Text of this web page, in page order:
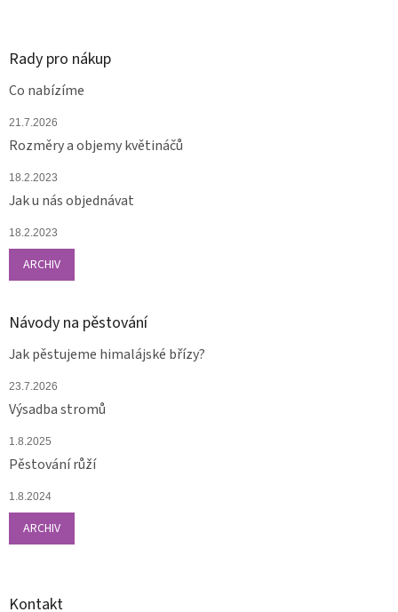
Rady pro nákup
Co nabízíme
21.7.2026
Rozměry a objemy květináčů
18.2.2023
Jak u nás objednávat
18.2.2023
ARCHIV
Návody na pěstování
Jak pěstujeme himalájské břízy?
23.7.2026
Výsadba stromů
1.8.2025
Pěstování růží
1.8.2024
ARCHIV
Kontakt